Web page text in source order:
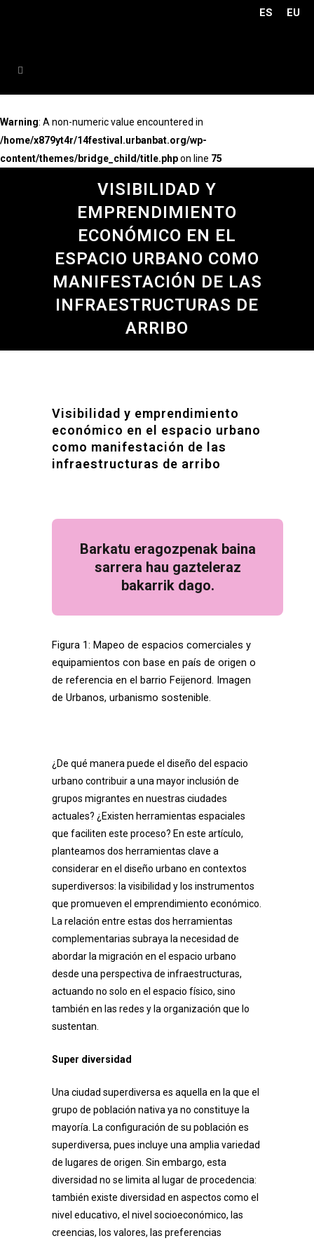
ES EU
Warning: A non-numeric value encountered in
/home/x879yt4r/14festival.urbanbat.org/wp-
content/themes/bridge_child/title.phpon line 75
VISIBILIDAD Y
EMPRENDIMIENTO
ECONÓMICO EN EL
ESPACIO URBANO COMO
MANIFESTACIÓN DE LAS
INFRAESTRUCTURAS DE
ARRIBO
Visibilidad y emprendimiento
económico en el espacio urbano
como manifestación de las
infraestructuras de arribo
Barkatu eragozpenak baina
sarrera hau gazteleraz
bakarrik dago.
Figura 1: Mapeo de espacios comerciales y
equipamientos con base en país de origen o
de referencia en el barrio Feijenord. Imagen
de Urbanos, urbanismo sostenible.
¿De qué manera puede el diseño del espacio
urbano contribuir a una mayor inclusión de
grupos migrantes en nuestras ciudades
actuales? ¿Existen herramientas espaciales
que faciliten este proceso? En este artículo,
planteamos dos herramientas clave a
considerar en el diseño urbano en contextos
superdiversos: la visibilidad y los instrumentos
que promueven el emprendimiento económico.
La relación entre estas dos herramientas
complementarias subraya la necesidad de
abordar la migración en el espacio urbano
desde una perspectiva de infraestructuras,
actuando no solo en el espacio físico, sino
también en las redes y la organización que lo
sustentan.
Super diversidad
Una ciudad superdiversa es aquella en la que el
grupo de población nativa ya no constituye la
mayoría. La configuración de su población es
superdiversa, pues incluye una amplia variedad
de lugares de origen. Sin embargo, esta
diversidad no se limita al lugar de procedencia:
también existe diversidad en aspectos como el
nivel educativo, el nivel socioeconómico, las
creencias, los valores, las preferencias